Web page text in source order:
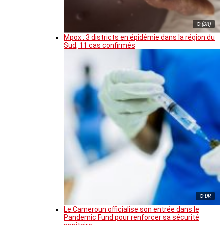
© (DR)
Mpox : 3 districts en épidémie dans la région du
Sud, 11 cas confirmés
© DR
Le Cameroun officialise son entrée dans le
Pandemic Fund pour renforcer sa sécurité